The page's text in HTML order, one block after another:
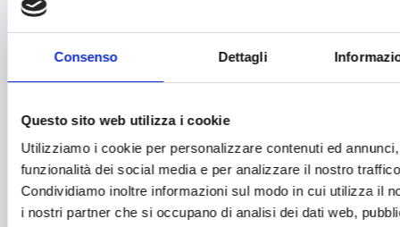
Consenso Dettagli
Questo sito web utilizza i cookie
Utilizziamo i cookie per personalizzare contenuti ed
funzionalità dei social media e per analizzare il nostro
Condividiamo inoltre informazioni sul modo in cui utilizza il
i nostri partner che si occupano di analisi dei dati web,
Economia circolare
Edilizia
Editoria e informazione
Educazione e istruzione
Emittenti radiofoniche
Energie Rinnovabili
Farmaceutico